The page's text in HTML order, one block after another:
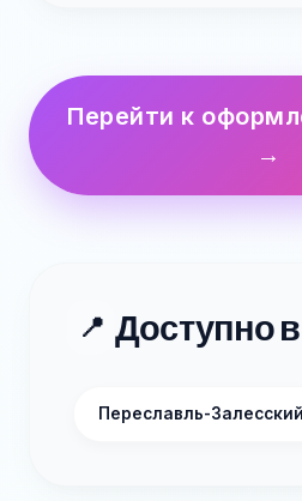
Перейти к
→
📍 Доступно
Переславль-Залесский